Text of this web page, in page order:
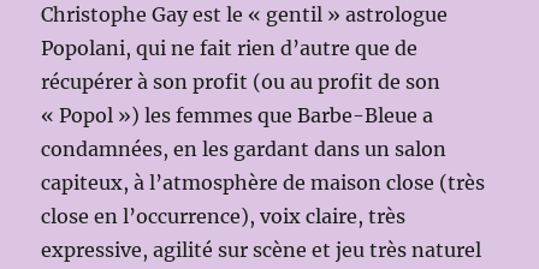
Christophe Gay est le « gentil » astrologue
Popolani, qui ne fait rien d’autre que de
récupérer à son profit (ou au profit de son
« Popol ») les femmes que Barbe-Bleue a
condamnées, en les gardant dans un salon
capiteux, à l’atmosphère de maison close (très
close en l’occurrence), voix claire, très
expressive, agilité sur scène et jeu très naturel